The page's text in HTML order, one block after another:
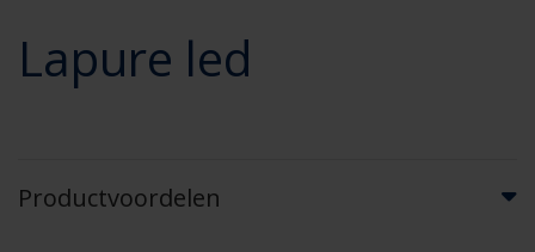
Lapure led
Productvoordelen